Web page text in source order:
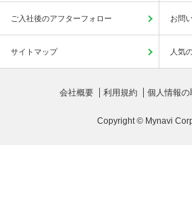
ご入社後のアフターフォロー お問
サイトマップ 人気
会社概要 利用規約 個人情報の
Copyright © Mynavi